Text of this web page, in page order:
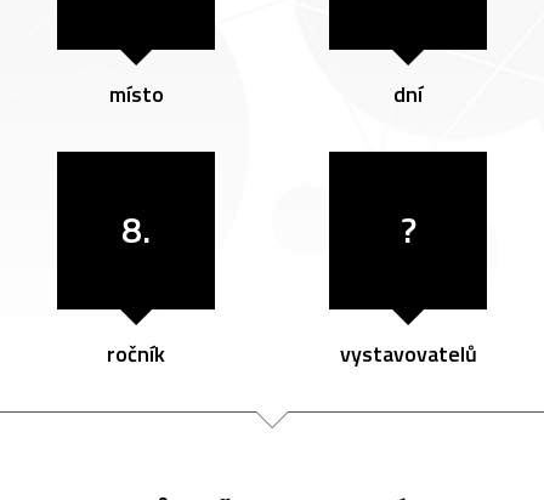
místo dní
8.
ročník
?
vystavovatelů